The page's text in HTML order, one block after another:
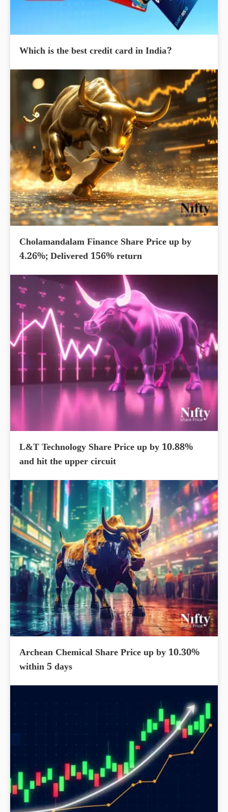
Which is the best credit card in India?
Cholamandalam Finance Share Price up by
4.26%; Delivered 156% return
L&T Technology Share Price up by 10.88%
and hit the upper circuit
Archean Chemical Share Price up by 10.30%
within 5 days